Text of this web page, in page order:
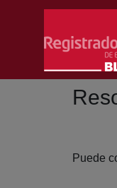
Skip to Main Content
Puede